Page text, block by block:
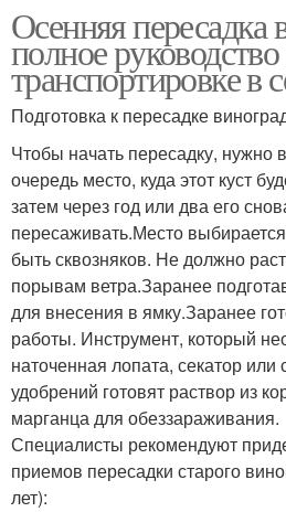
Осенняя пересадка
полное
транспортировке в
Подготовка к пересадке
Чтобы начать пересадку, нужно
очередь место, куда этот куст
затем через год или два его
пересаживать.Место
быть сквозняков. Не должно
порывам ветра.Заранее
для внесения в ямку.Заранее
работы. Инструмент, который
наточенная лопата, секатор
удобрений готовят раствор из
марганца для обеззараживания.
Специалисты рекомендуют
приемов пересадки старого
лет):